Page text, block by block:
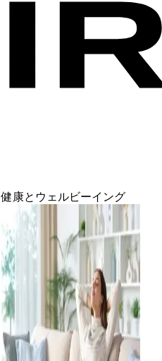
健康とウェルビーイング